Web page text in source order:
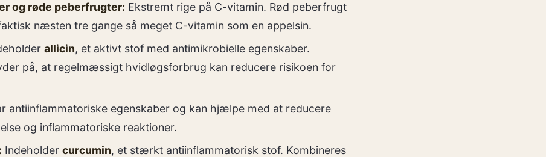
og røde peberfrugter: Ekstremt rige på C-vitamin. Rød peberfrugt
næsten tre gange så meget C-vitamin som en appelsin.
allicin, et aktivt stof med antimikrobielle egenskaber.
på, at regelmæssigt hvidløgsforbrug kan reducere risikoen for
antiinflammatoriske egenskaber og kan hjælpe med at reducere
og inflammatoriske reaktioner.
Indeholder curcumin, et stærkt antiinflammatorisk stof. Kombineres